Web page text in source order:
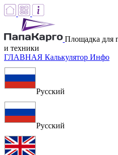
Площадка для
и техники
ГЛАВНАЯ Калькулятор Инфо
Русский
Русский